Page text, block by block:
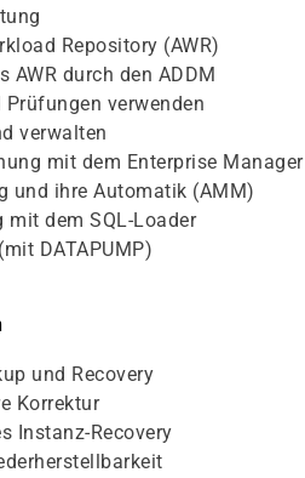
Repository (AWR)
AWR durch den ADDM
verwenden
verwalten
mit dem Enterprise Manager
und ihre Automatik (AMM)
mit dem SQL-Loader
DATAPUMP)
und Recovery
Korrektur
Instanz-Recovery